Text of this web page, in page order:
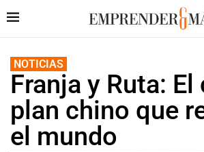
NOTICIAS
Franja y Ruta: El
plan chino que
el mundo